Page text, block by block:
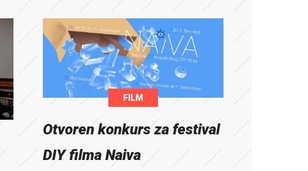
FILM
Otvoren konkurs za festival
DIY filma Naiva